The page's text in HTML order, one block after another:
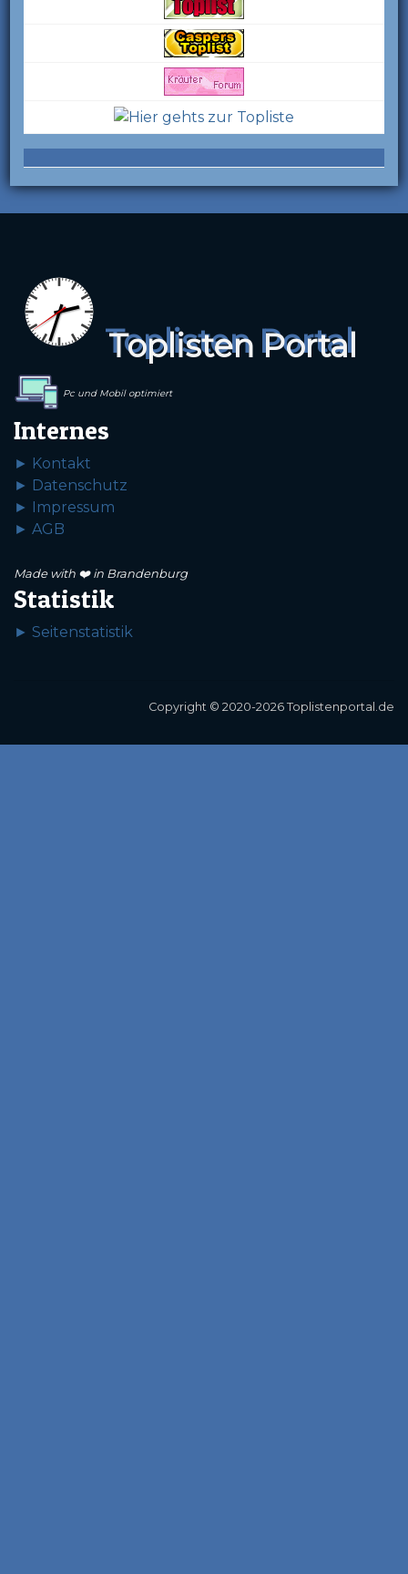
Toplisten Portal
Pc und Mobil optimiert
Internes
► Kontakt
► Datenschutz
► Impressum
► AGB
Made with ❤️ in Brandenburg
Statistik
► Seitenstatistik
Copyright © 2020-2026 Toplistenportal.de